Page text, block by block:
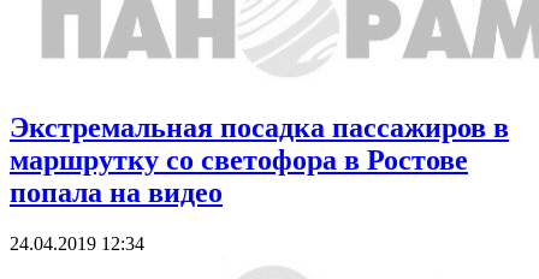
Экстремальная посадка пассажиров в
маршрутку со светофора в Ростове
попала на видео
24.04.2019 12:34